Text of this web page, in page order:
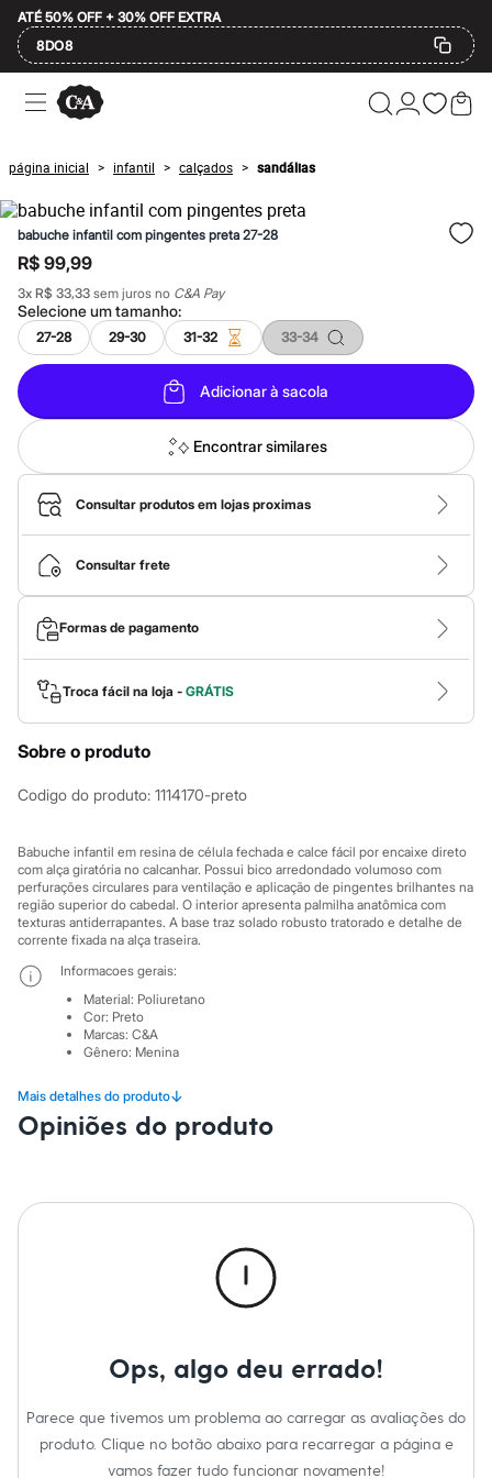
ATÉ 50% OFF + 30% OFF EXTRA
8DO8
Ofertas
Compre por Departamento
Masculino
Infantil
Calçados
Mindse7
Plus Size
Até 20% off
Até 40% off
Até 60% off
A partir de 60% off
Feminino
Em alta
Inverno
Alfaiataria
Novidades
Roupas
Blusas e Camisetas
Básicos
Calças
Casacos e Jaquetas
Jeans
Macacões
Saias
Shorts e Bermudas
Vestidos
Acessórios
Bolsas
Bonés e Chapéus
Bijoux
Cintos
Relógios
Botas
Sandálias
Sapatilhas
Tênis
Marcas
City
Clock House
Mindset
Sawary
Yessica
Moda esportiva
Acessórios
Calçados
Leggings
Shorts e Bermudas
Cintas e Modeladores
Meias
Personagens
Blusas e Camisetas
Calças
Casacos e Jaquetas
página inicial > infantil > calçados > sandálias
babuche infantil com pingentes preta 27-28
R$ 99,99
3x R$ 33,33 sem juros no C&A Pay
Selecione umtamanho:
27-28 29-30 31-32 33-34
Adicionar à sacola
Encontrar similares
Consultar produtos em lojas proximas
Consultar frete
Formas de pagamento
Troca fácil na loja - GRÁTIS
Sobre o produto
Codigo do produto: 1114170-preto
Babuche infantil em resina de célula fechada e calce fácil por encaixe direto
com alça giratória no calcanhar. Possui bico arredondado volumoso com
perfurações circulares para ventilação e aplicação de pingentes brilhantes na
região superior do cabedal. O interior apresenta palmilha anatômica com
texturas antiderrapantes. A base traz solado robusto tratorado e detalhe de
corrente fixada na alça traseira.
Mais detalhes do produto↓
Informacoes gerais:
Material: Poliuretano
Cor: Preto
Marcas: C&A
Gênero: Menina
Opiniões do produto
Ops, algo deu errado!
Parece que tivemos um problema ao carregar as avaliações do
produto. Clique no botão abaixo para recarregar a página e
vamos fazer tudo funcionar novamente!